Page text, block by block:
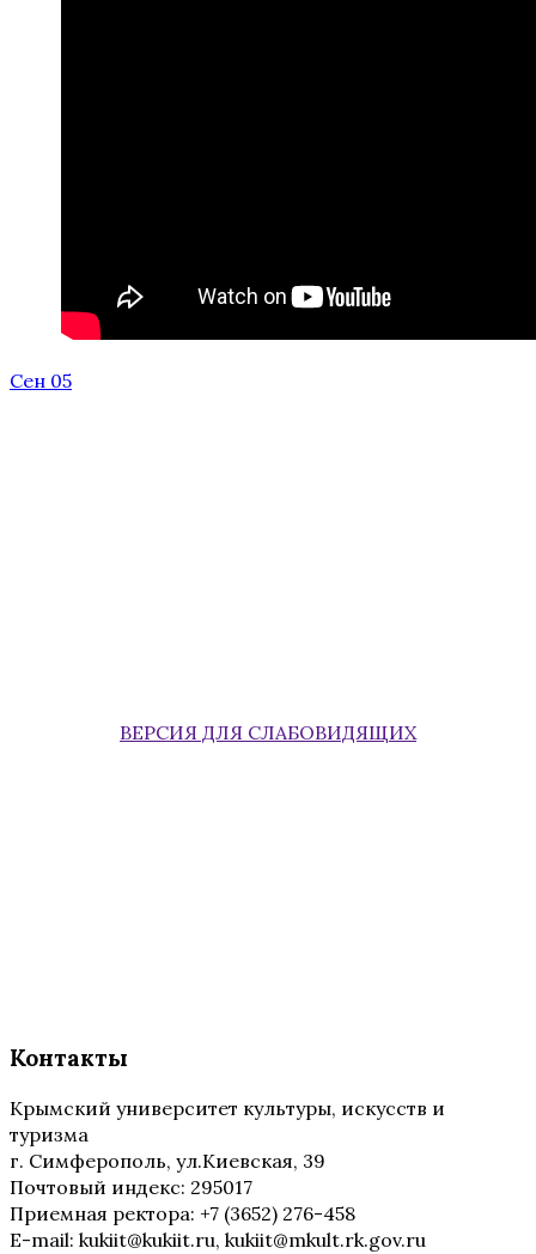
Сен 05
ВЕРСИЯ ДЛЯ СЛАБОВИДЯЩИХ
Контакты
Крымский университет культуры, искусств и
туризма
г. Симферополь, ул.Киевская, 39
Почтовый индекс: 295017
Приемная ректора: +7 (3652) 276-458
E-mail: kukiit@kukiit.ru, kukiit@mkult.rk.gov.ru